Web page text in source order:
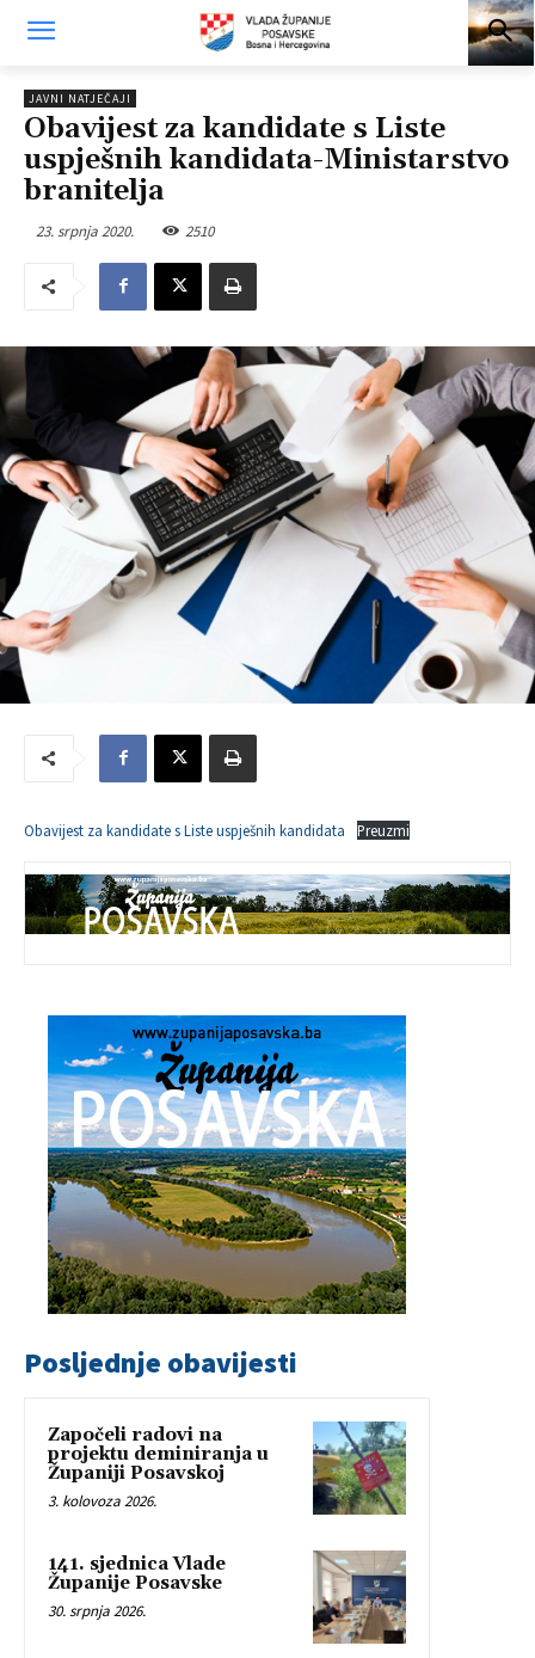
JAVNI NATJEČAJI
Obavijest za kandidate s Liste
uspješnih kandidata-Ministarstvo
branitelja
23. srpnja 2020. 2510
Obavijest za kandidate s Liste uspješnih kandidata Preuzmi
Posljednje obavijesti
Započeli radovi na
projektu deminiranja u
Županiji Posavskoj
3. kolovoza 2026.
141. sjednica Vlade
Županije Posavske
30. srpnja 2026.